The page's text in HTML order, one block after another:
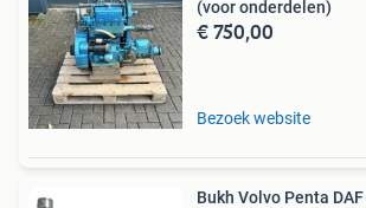
(voor onderdelen)
€ 750,00
Bezoek website
Bukh Volvo Penta